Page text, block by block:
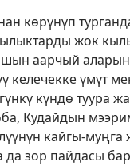
көрүнүп
жок
аарчый
келечекке үмүт
күндө туура
Кудайдын
кайгы-муңга
зор пайдасы